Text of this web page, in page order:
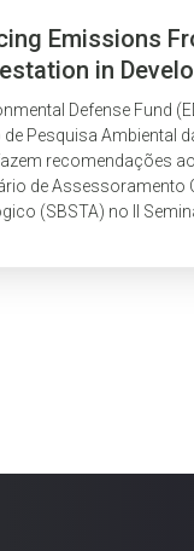
Emissions
in
– submission
Defense Fund
de Pesquisa Ambiental
recomendações
de Assessoramento
(SBSTA) no II